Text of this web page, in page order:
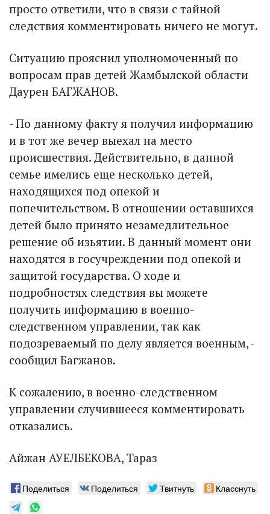
просто ответили, что в связи с тайной
следствия комментировать ничего не могут.
Ситуацию прояснил уполномоченный по
вопросам прав детей Жамбылской области
Даурен БАГЖАНОВ.
- По данному факту я получил информацию
и в тот же вечер выехал на место
происшествия. Действительно, в данной
семье имелись еще несколько детей,
находящихся под опекой и
попечительством. В отношении оставшихся
детей было принято незамедлительное
решение об изьятии. В данный момент они
находятся в госучреждении под опекой и
защитой государства. О ходе и
подробностях следствия вы можете
получить информацию в военно-
следственном управлении, так как
подозреваемый по делу является военным, -
сообщил Багжанов.
К сожалению, в военно-следственном
управлении случившееся комментировать
отказались.
Айжан АУЕЛБЕКОВА, Тараз
Поделиться Поделиться Твитнуть Класснуть